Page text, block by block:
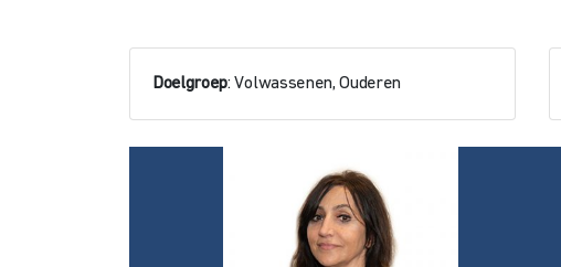
Doelgroep: Volwassenen, Ouderen